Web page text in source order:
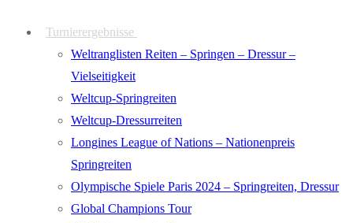
Turnierergebnisse
Weltranglisten Reiten – Springen – Dressur –
Vielseitigkeit
Weltcup-Springreiten
Weltcup-Dressurreiten
Longines League of Nations – Nationenpreis
Springreiten
Olympische Spiele Paris 2024 – Springreiten, Dressur
Global Champions Tour